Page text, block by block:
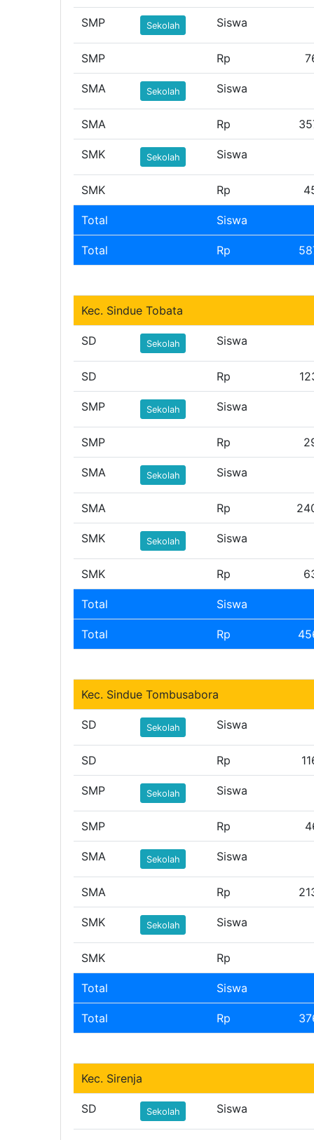
SMP Sekolah Siswa
SMP Rp
SMA Sekolah Siswa
SMA Rp
SMK Sekolah Siswa
SMK Rp
Total Siswa
Total Rp
Kec. Sindue Tobata
SD Sekolah Siswa
SD Rp
SMP Sekolah Siswa
SMP Rp
SMA Sekolah Siswa
SMA Rp
SMK Sekolah Siswa
SMK Rp
Total Siswa
Total Rp
Kec. Sindue Tombusabora
SD Sekolah Siswa
SD Rp
SMP Sekolah Siswa
SMP Rp
SMA Sekolah Siswa
SMA Rp
SMK Sekolah Siswa
SMK Rp
Total Siswa
Total Rp
Kec. Sirenja
SD Sekolah Siswa